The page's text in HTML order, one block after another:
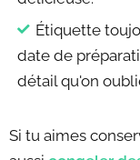
Étiquette
date de
détail qu'on
Si tu aimes